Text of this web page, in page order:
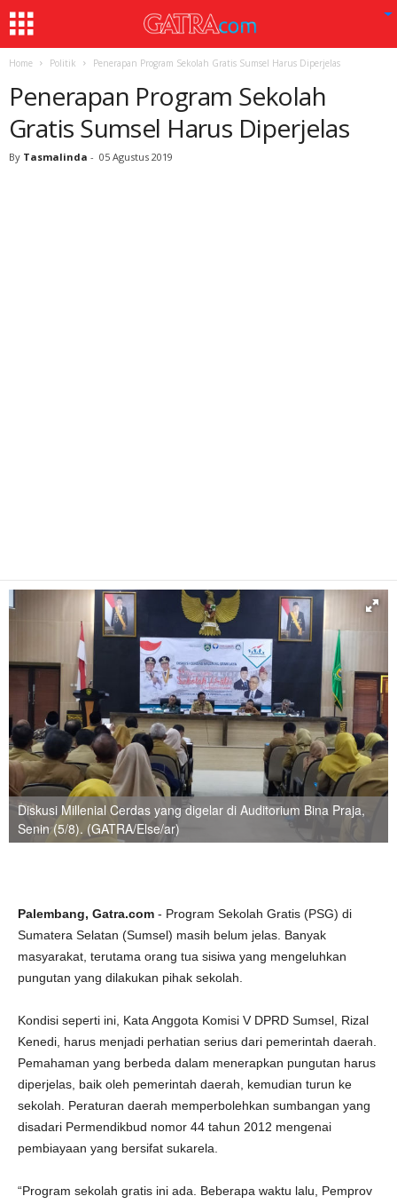
Home Politik Penerapan Program Sekolah Gratis Sumsel Harus Diperjelas
Penerapan Program Sekolah
Gratis Sumsel Harus Diperjelas
By Tasmalinda - 05 Agustus 2019
Diskusi Millenial Cerdas yang digelar di Auditorium Bina Praja,
Senin (5/8). (GATRA/Else/ar)
Palembang, Gatra.com - Program Sekolah Gratis (PSG) di
Sumatera Selatan (Sumsel) masih belum jelas. Banyak
masyarakat, terutama orang tua sisiwa yang mengeluhkan
pungutan yang dilakukan pihak sekolah.
Kondisi seperti ini, Kata Anggota Komisi V DPRD Sumsel, Rizal
Kenedi, harus menjadi perhatian serius dari pemerintah daerah.
Pemahaman yang berbeda dalam menerapkan pungutan harus
diperjelas, baik oleh pemerintah daerah, kemudian turun ke
sekolah. Peraturan daerah memperbolehkan sumbangan yang
disadari Permendikbud nomor 44 tahun 2012 mengenai
pembiayaan yang bersifat sukarela.
“Program sekolah gratis ini ada. Beberapa waktu lalu, Pemprov